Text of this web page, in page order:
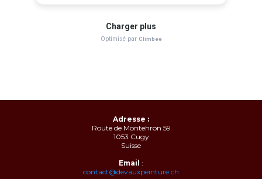
Adresse :
Route de Montehron 59
1053 Cugy
Suisse
Email :
contact@devauxpeinture.ch